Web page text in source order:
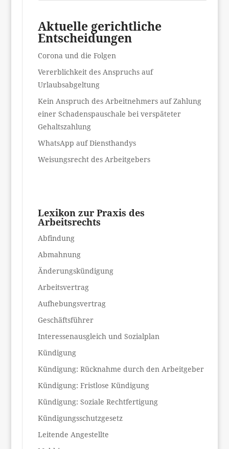
Aktuelle gerichtliche
Entscheidungen
Corona und die Folgen
Vererblichkeit des Anspruchs auf
Urlaubsabgeltung
Kein Anspruch des Arbeitnehmers auf Zahlung
einer Schadenspauschale bei verspäteter
Gehaltszahlung
WhatsApp auf Diensthandys
Weisungsrecht des Arbeitgebers
Lexikon zur Praxis des
Arbeitsrechts
Abfindung
Abmahnung
Änderungskündigung
Arbeitsvertrag
Aufhebungsvertrag
Geschäftsführer
Interessenausgleich und Sozialplan
Kündigung
Kündigung: Rücknahme durch den Arbeitgeber
Kündigung: Fristlose Kündigung
Kündigung: Soziale Rechtfertigung
Kündigungsschutzgesetz
Leitende Angestellte